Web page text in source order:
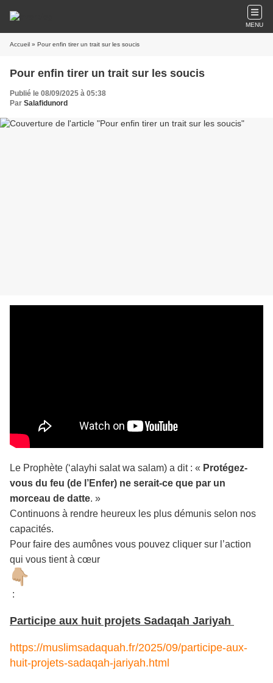
MENU
Accueil » Pour enfin tirer un trait sur les soucis
Pour enfin tirer un trait sur les soucis
Publié le 08/09/2025 à 05:38
Par Salafidunord
Le Prophète (‘alayhi salat wa salam) a dit : « Protégez-
vous du feu (de l’Enfer) ne serait-ce que par un
morceau de datte. »
Continuons à rendre heureux les plus démunis selon nos
capacités.
Pour faire des aumônes vous pouvez cliquer sur l’action
qui vous tient à cœur
:
Participe aux huit projets Sadaqah Jariyah
https://muslimsadaquah.fr/2025/09/participe-aux-
huit-projets-sadaqah-jariyah.html